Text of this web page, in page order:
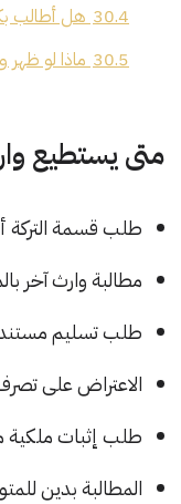
30.4 هل أطالب
30.5 ماذا لو ظهر
متى يستطيع
طلب قسمة
مطالبة وارث آخر
طلب تسليم
الاعتراض على
طلب إثبات ملكية
المطالبة بدين